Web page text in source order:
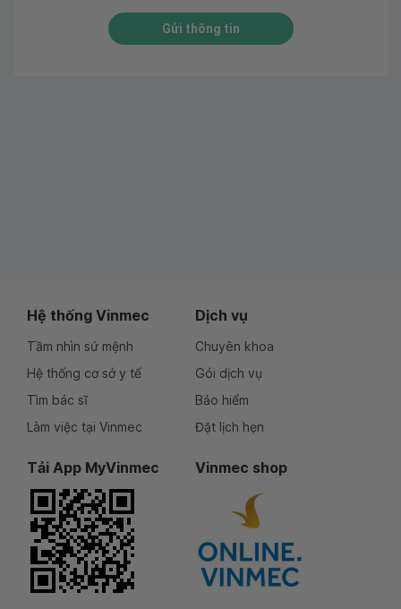
Gửi thông tin
Hệ thống Vinmec
Tầm nhìn sứ mệnh
Hệ thống cơ sở y tế
Tìm bác sĩ
Làm việc tại Vinmec
Dịch vụ
Chuyên khoa
Gói dịch vụ
Bảo hiểm
Đặt lịch hẹn
Tải App MyVinmec Vinmec shop